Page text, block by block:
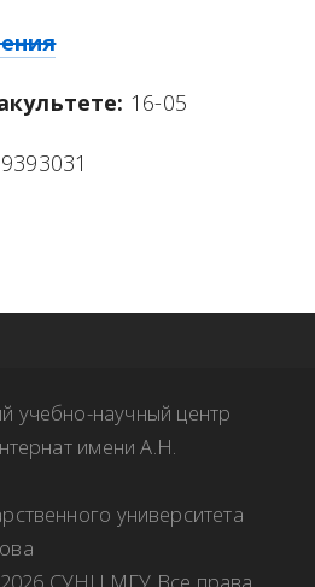
16-05
учебно-научный центр
имени А.Н.
университета